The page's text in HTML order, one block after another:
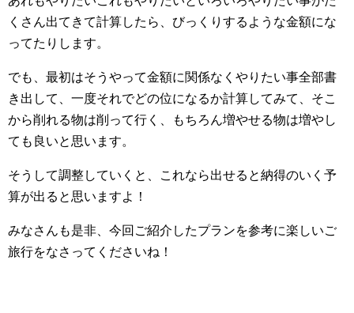
くさん出てきて計算したら、びっくりするような金額にな
ってたりします。
でも、最初はそうやって金額に関係なくやりたい事全部書
き出して、一度それでどの位になるか計算してみて、そこ
から削れる物は削って行く、もちろん増やせる物は増やし
ても良いと思います。
そうして調整していくと、これなら出せると納得のいく予
算が出ると思いますよ！
みなさんも是非、今回ご紹介したプランを参考に楽しいご
旅行をなさってくださいね！